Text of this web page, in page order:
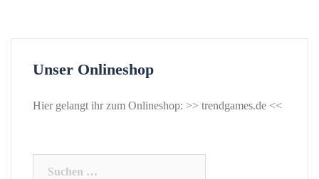
Unser Onlineshop
Hier gelangt ihr zum Onlineshop: >> trendgames.de <<